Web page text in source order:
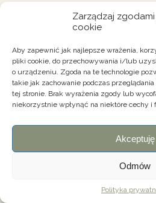
Zarządzaj
cookie
Aby zapewnić jak najlepsze wrażenia,
pliki cookie, do przechowywania i/lub
o urządzeniu. Zgoda na te technologie
takie jak zachowanie podczas
tej stronie. Brak wyrażenia zgody lub
niekorzystnie wpłynąć na niektóre cechy i
Akceptuję
Odmów
Polityka